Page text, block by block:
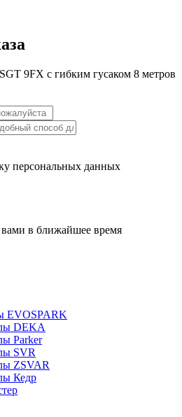
9FX с гибким гусаком 8 метров
персональных данных
в ближайшее время
EVOSPARK
DEKA
Parker
SVR
ZSVAR
Кедр